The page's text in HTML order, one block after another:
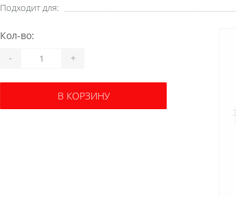
Подходит для:
Кол-во:
- +
В КОРЗИНУ